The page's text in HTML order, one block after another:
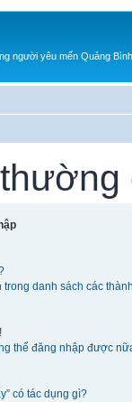
người yêu mến Quảng Bình
danh sách các
thể đăng nhập được
có tác dụng gì?